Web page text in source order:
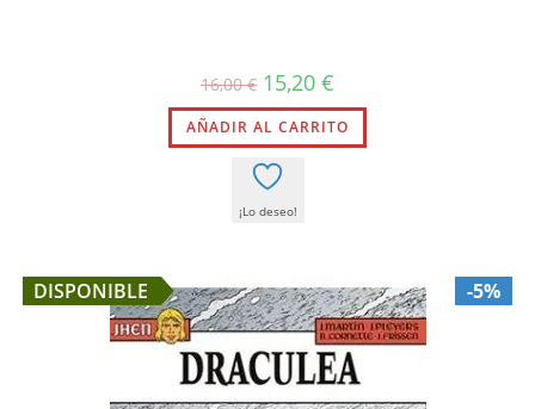
16,00€ El
precio
original
era:
16,00 €.
15,20 €
actual
es:
15,20 €.
AÑADIR AL CARRITO
¡Lo deseo!
DISPONIBLE -5%